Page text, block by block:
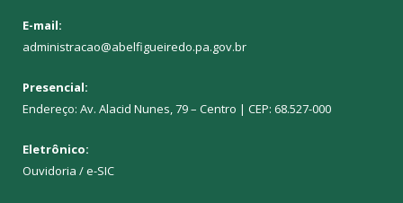
E-mail:
administracao@abelfigueiredo.pa.gov.br
Presencial:
Endereço: Av. Alacid Nunes, 79 – Centro | CEP: 68.527-000
Eletrônico:
Ouvidoria /e-SIC